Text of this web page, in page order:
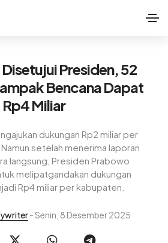
Presiden, 52
Bencana Dapat
Rp4 Miliar
dukungan Rp2 miliar per
setelah menerima laporan
langsung, Presiden Prabowo
melipatgandakan dukungan
Rp4 miliar per kabupaten.
- Senin, 8 Desember 2025